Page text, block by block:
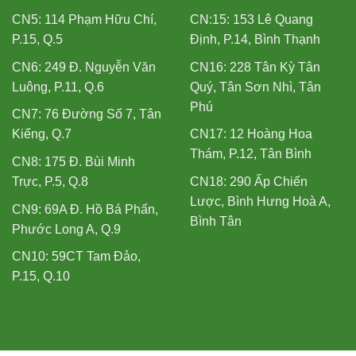
CN5: 114 Phạm Hữu Chí,
P.15, Q.5
CN6: 249 Đ. Nguyễn Văn
Luông, P.11, Q.6
CN7: 76 Đường Số 7, Tân
Kiểng, Q.7
CN8: 175 Đ. Bùi Minh
Trực, P.5, Q.8
CN9: 69A Đ. Hồ Bá Phấn,
Phước Long A, Q.9
CN10: 59CT Tam Đảo,
P.15, Q.10
CN:15: 153 Lê Quang
Định, P.14, Bình Thạnh
CN16: 228 Tân Kỳ Tân
Quý, Tân Sơn Nhì, Tân
Phú
CN17: 12 Hoàng Hoa
Thám, P.12, Tân Bình
CN18: 290 Ấp Chiến
Lược, Bình Hưng Hoà A,
Bình Tân